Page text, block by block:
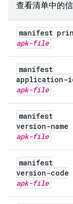
查看清单中的
manifest
apk-file
manifest
application-
apk-file
manifest
version-name
apk-file
manifest
version-code
apk-file